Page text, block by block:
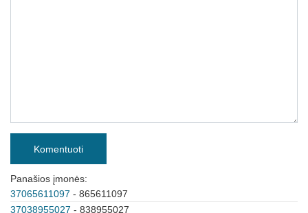
Komentuoti
Panašios įmonės:
37065611097 - 865611097
37038955027 - 838955027